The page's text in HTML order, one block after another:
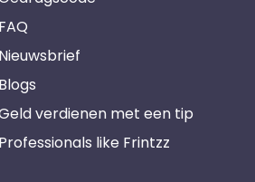
FAQ
Nieuwsbrief
Blogs
verdienen met een tip
Professionals like Frintzz